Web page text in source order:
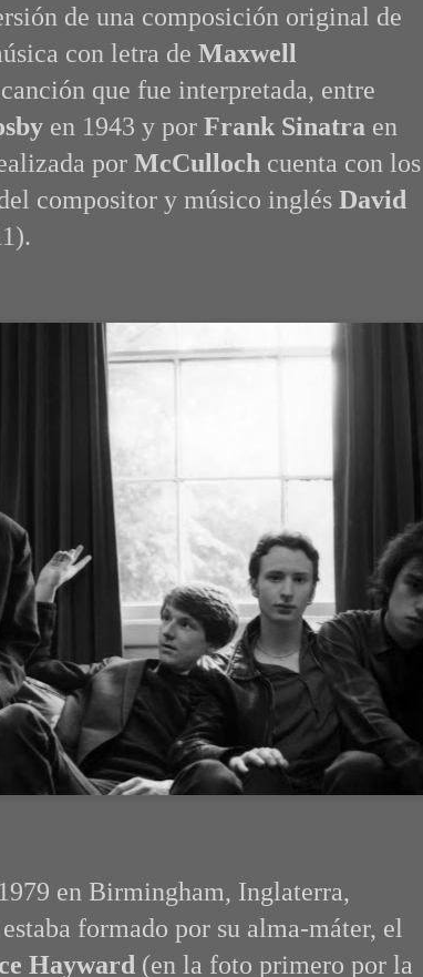
de una composición original de
con letra de Maxwell
que fue interpretada, entre
en 1943 y por Frank Sinatra en
por McCulloch cuenta con los
compositor y músico inglés David
en Birmingham, Inglaterra,
formado por su alma-máter, el
Hayward (en la foto primero por la